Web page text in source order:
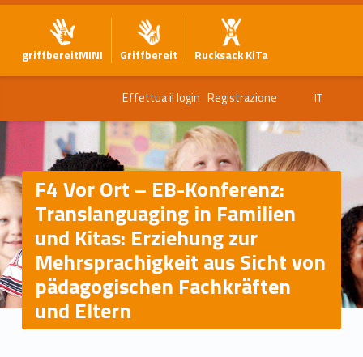
griffbereitMINI Griffbereit Rucksack KiTa
Effettua il login Registrazione IT
F4 Vor Ort – EB-Konferenz:
Translanguaging in Familien
und Kitas: Erziehung zur
Mehrsprachigkeit aus Sicht von
pädagogischen Fachkräften
und Eltern